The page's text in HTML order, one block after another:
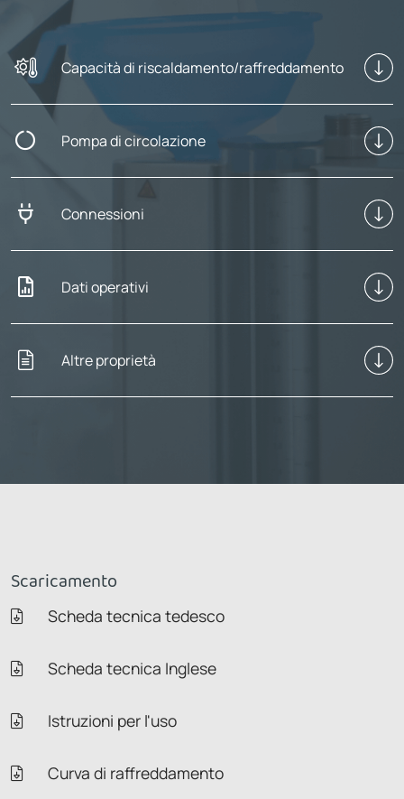
Capacità di riscaldamento/raffreddamento
Pompa di circolazione
Connessioni
Dati operativi
Altre proprietà
Scaricamento
Scheda tecnica tedesco
Scheda tecnica Inglese
Istruzioni per l'uso
Curva di raffreddamento